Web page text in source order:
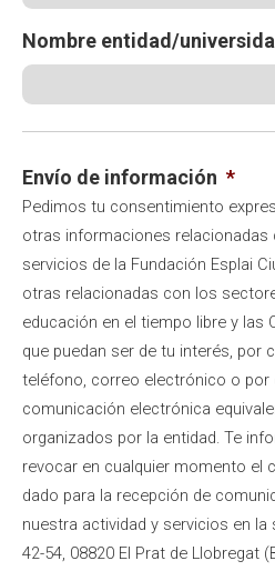
Nombre entidad/
Envío de información *
Pedimos tu consentimiento
otras informaciones relacionadas
servicios de la Fundación Esplai
otras relacionadas con los
educación en el tiempo libre y las
que puedan ser de tu interés, por
teléfono, correo electrónico o por
comunicación electrónica
organizados por la entidad. Te
revocar en cualquier momento el
dado para la recepción de
nuestra actividad y servicios en la
42-54, 08820 El Prat de Llobregat